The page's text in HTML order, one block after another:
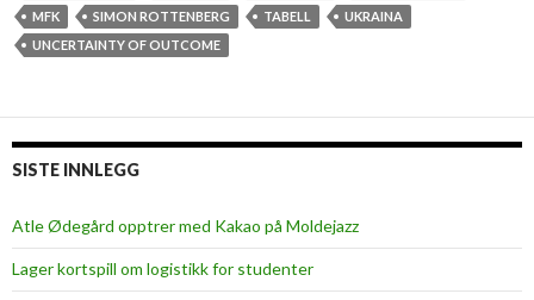
a
s
MFK
SIMON ROTTENBERG TABELL
UKRAINA
UNCERTAINTY OF OUTCOME
SISTE INNLEGG
Atle Ødegård opptrer med Kakao på Moldejazz
Lager kortspill om logistikk for studenter